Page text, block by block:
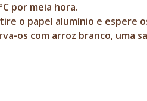
por meia hora.
o papel alumínio e espere
os com arroz branco, uma